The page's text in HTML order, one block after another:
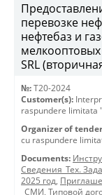
перевозке
нефтебаз и
мелкооптовых
SRL
№: T20-2024
Customer(s):
raspundere limitata
Organizer of
cu raspundere
Documents:
Сведения_Тех.
2025 год,
_СМИ, Типовой